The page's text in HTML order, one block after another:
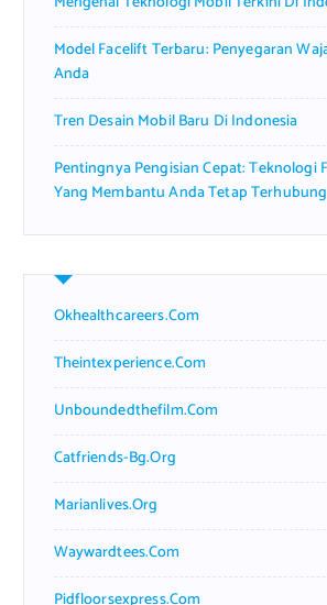
Model Facelift Terbaru: Penyegaran
Anda
Tren Desain Mobil Baru Di Indonesia
Pentingnya Pengisian Cepat: Teknologi
Yang Membantu Anda Tetap Terhubung
Okhealthcareers.com
Theintexperience.com
Unboundedthefilm.com
Catfriends-Bg.org
Marianlives.org
Waywardtees.com
Pidfloorsexpress.com